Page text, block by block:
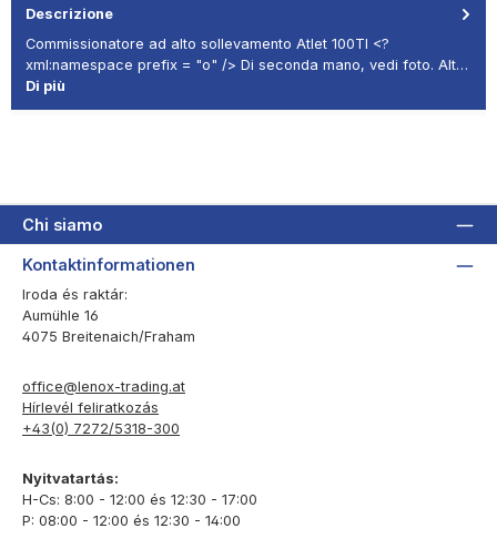
Descrizione
Commissionatore ad alto sollevamento Atlet 100TI <?
xml:namespace prefix = "o" /> Di seconda mano, vedi foto. Alt…
Di più
Chi siamo
Kontaktinformationen
Iroda és raktár:
Aumühle 16
4075 Breitenaich/Fraham
office@lenox-trading.at
Hírlevél feliratkozás
+43(0) 7272/5318-300
Nyitvatartás:
H-Cs: 8:00 - 12:00 és 12:30 - 17:00
P: 08:00 - 12:00 és 12:30 - 14:00